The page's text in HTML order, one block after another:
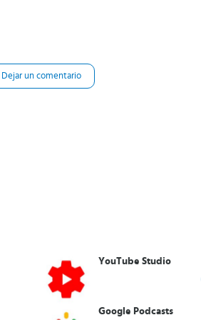
Dejar un comentario
YouTube Studio
Google Podcasts